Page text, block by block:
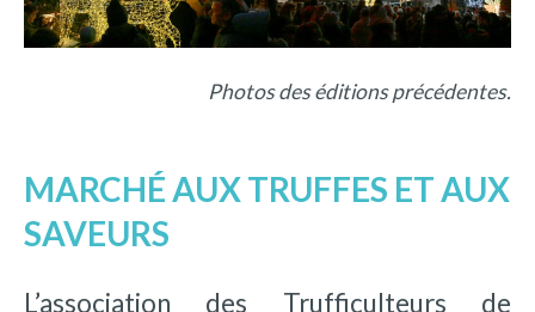
Photos des éditions précédentes.
MARCHÉ AUX TRUFFES ET AUX
SAVEURS
L’association des Trufficulteurs de